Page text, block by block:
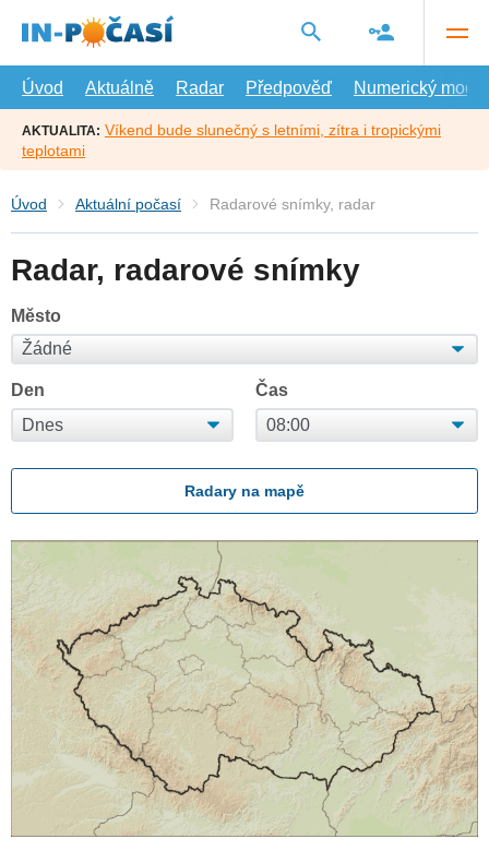
hlavní
Úvod
Aktuálně Radar Předpověď Numerický model
AKTUALITA: Víkend bude slunečný s letními, zítra i tropickými
teplotami
Úvod Aktuální počasí Radarové snímky, radar
Radar, radarové snímky
Město
Den Čas
Radary na mapě